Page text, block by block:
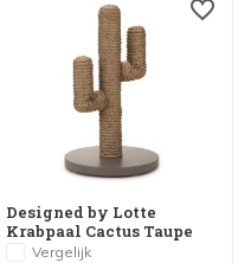
Designed by Lotte
Krabpaal Cactus Taupe
Vergelijk